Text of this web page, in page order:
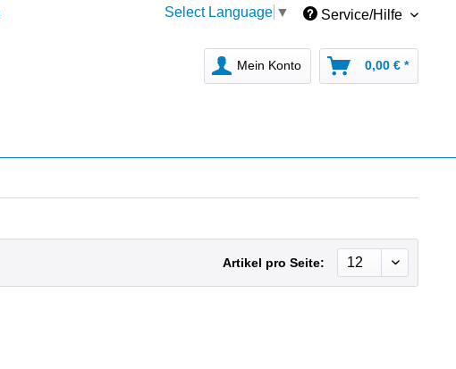
Select Language ▼ Service/Hilfe
Mein Konto 0,00 € *
Artikel pro Seite: